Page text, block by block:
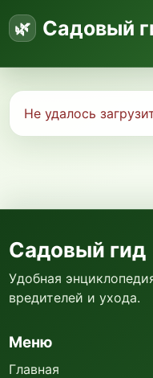
Садовый
Не удалось
Садовый гид
Удобная
вредителей и ухода.
Меню
Главная